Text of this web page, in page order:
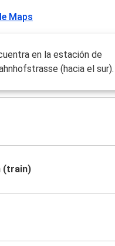
Maps
en la estación de
(hacia el sur).
(train)